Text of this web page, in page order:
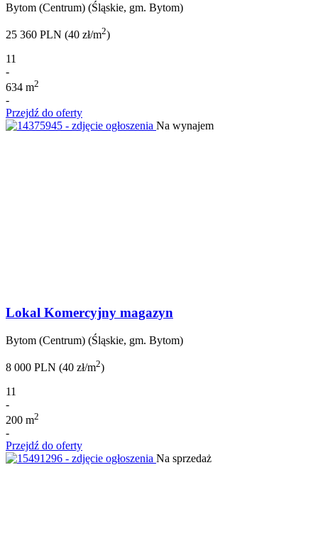
Bytom (Centrum) (Śląskie, gm. Bytom)
25 360 PLN (40 zł/m2)
11
-
634 m2
-
Przejdź do oferty
Na wynajem
Lokal Komercyjny magazyn
Bytom (Centrum) (Śląskie, gm. Bytom)
8 000 PLN (40 zł/m2)
11
-
200 m2
-
Przejdź do oferty
Na sprzedaż